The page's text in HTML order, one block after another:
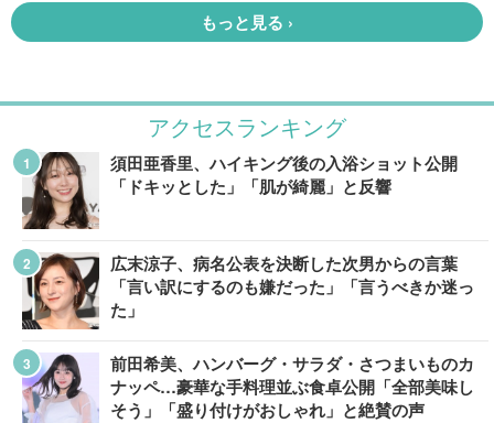
アクセスランキング
須田亜香里、ハイキング後の入浴ショット公開
「ドキッとした」「肌が綺麗」と反響
広末涼子、病名公表を決断した次男からの言葉
「言い訳にするのも嫌だった」「言うべきか迷っ
た」
前田希美、ハンバーグ・サラダ・さつまいものカ
ナッペ…豪華な手料理並ぶ食卓公開「全部美味し
そう」「盛り付けがおしゃれ」と絶賛の声